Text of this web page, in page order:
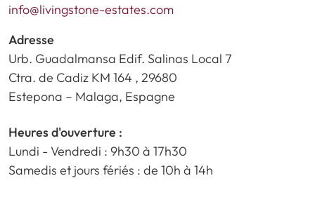
info@livingstone-estates.com
Adresse
Urb. Guadalmansa Edif. Salinas Local 7
Ctra. de Cadiz KM 164 , 29680
Estepona – Malaga, Espagne
Heures d'ouverture :
Lundi - Vendredi : 9h30 à 17h30
Samedis et jours fériés : de 10h à 14h